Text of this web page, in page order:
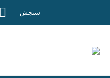
سنجش